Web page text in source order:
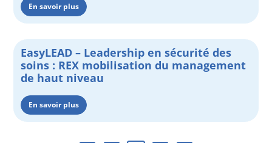
En savoir plus
EasyLEAD – Leadership en sécurité des
soins : REX mobilisation du management
de haut niveau
En savoir plus